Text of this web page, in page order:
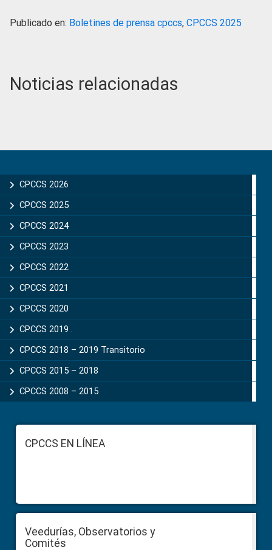
Publicado en: Boletines de prensa cpccs, CPCCS 2025
Noticias relacionadas
Sidebar
CPCCS 2026
CPCCS 2025
CPCCS 2024
CPCCS 2023
CPCCS 2022
CPCCS 2021
CPCCS 2020
CPCCS 2019 .
CPCCS 2018 – 2019 Transitorio
CPCCS 2015 – 2018
CPCCS 2008 – 2015
FooterCPCCS EN LÍNEA
Veedurías, Observatorios y
Comités